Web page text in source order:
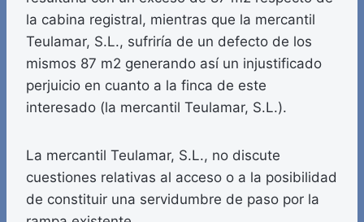
la cabina registral, mientras que la mercantil
Teulamar, S.L., sufriría de un defecto de los
mismos 87 m2 generando así un injustificado
perjuicio en cuanto a la finca de este
interesado (la mercantil Teulamar, S.L.).
La mercantil Teulamar, S.L., no discute
cuestiones relativas al acceso o a la posibilidad
de constituir una servidumbre de paso por la